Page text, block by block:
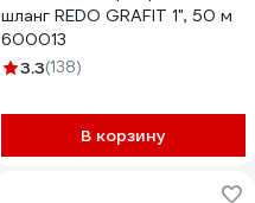
шланг REDO GRAFIT 1", 50 м
600013
3.3(138)
В корзину